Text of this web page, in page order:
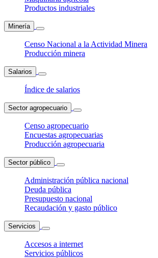
Productos industriales
Minería
Censo Nacional a la Actividad Minera
Producción minera
Salarios
Índice de salarios
Sector agropecuario
Censo agropecuario
Encuestas agropecuarias
Producción agropecuaria
Sector público
Administración pública nacional
Deuda pública
Presupuesto nacional
Recaudación y gasto público
Servicios
Accesos a internet
Servicios públicos